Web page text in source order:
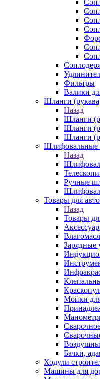
Фильтры
Валики
Шланги
Назад
Шланги
Шланги
Шланги
Шлифовальные
Назад
Ручные
Товары для
Назад
Товары
Зарядные
Мойки для
Бачки,
Ходули
Машины для